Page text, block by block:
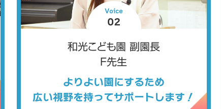
Voice
02
和光こども園 副園長
F先生
よりよい園にするため
広い視野を持ってサポートします！